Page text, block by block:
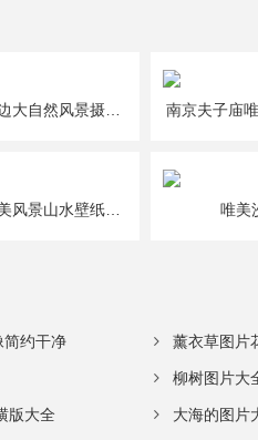
南京夫子庙
唯美
简约干净 薰衣草图片
柳树图片大
版大全 大海的图片